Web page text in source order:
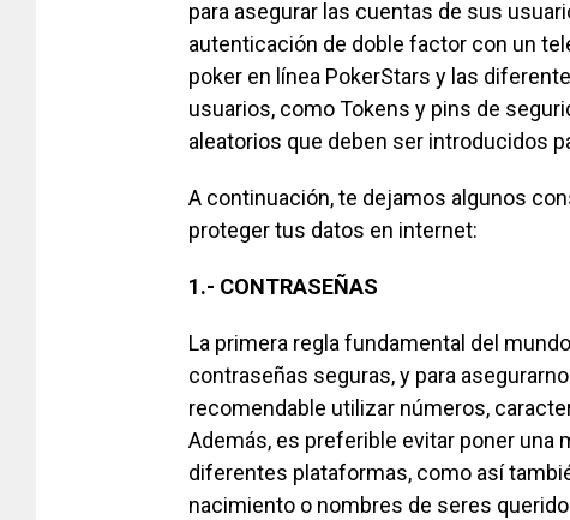
para asegurar las cuentas de sus
autenticación de doble factor con un
poker en línea PokerStars y las
usuarios, como Tokens y pins de
aleatorios que deben ser introducidos
A continuación, te dejamos algunos
proteger tus datos en internet:
1.- CONTRASEÑAS
La primera regla fundamental del
contraseñas seguras, y para
recomendable utilizar números,
Además, es preferible evitar poner una
diferentes plataformas, como así
nacimiento o nombres de seres